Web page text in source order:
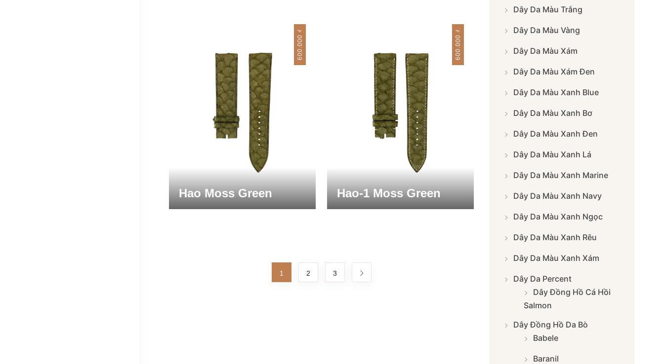
600.000
₫
Hao Moss Green
600.000
₫
Hao-1 Moss Green
1 2 3
Dây Da Màu Trắng
Dây Da Màu Vàng
Dây Da Màu Xám
Dây Da Màu Xám Đen
Dây Da Màu Xanh Blue
Dây Da Màu Xanh Bơ
Dây Da Màu Xanh Đen
Dây Da Màu Xanh Lá
Dây Da Màu Xanh Marine
Dây Da Màu Xanh Navy
Dây Da Màu Xanh Ngọc
Dây Da Màu Xanh Rêu
Dây Da Màu Xanh Xám
Dây Da Percent
Dây Đồng Hồ Cá Hồi
Salmon
Dây Đồng Hồ Da Bò
Babele
Baranil